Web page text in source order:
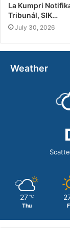
La Kumpri
Tribunál, SIK…
July 30, 2026
Weather
27 ℃
Thu